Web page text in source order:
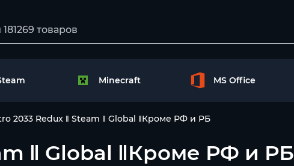
Minecraft MS Office
2033 Redux ‖ Steam ‖ Global ‖Кроме РФ и РБ
‖ Global ‖Кроме РФ и РБ